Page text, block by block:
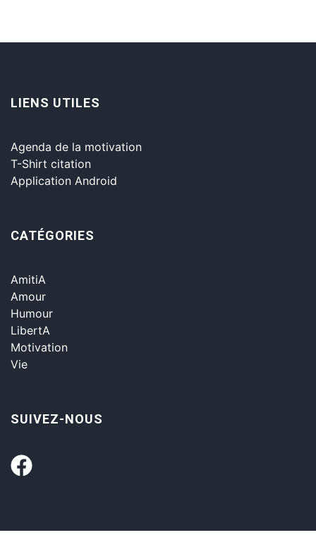
LIENS UTILES
Agenda de la motivation
T-Shirt citation
Application Android
CATÉGORIES
AmitiA
Amour
Humour
LibertA
Motivation
Vie
SUIVEZ-NOUS